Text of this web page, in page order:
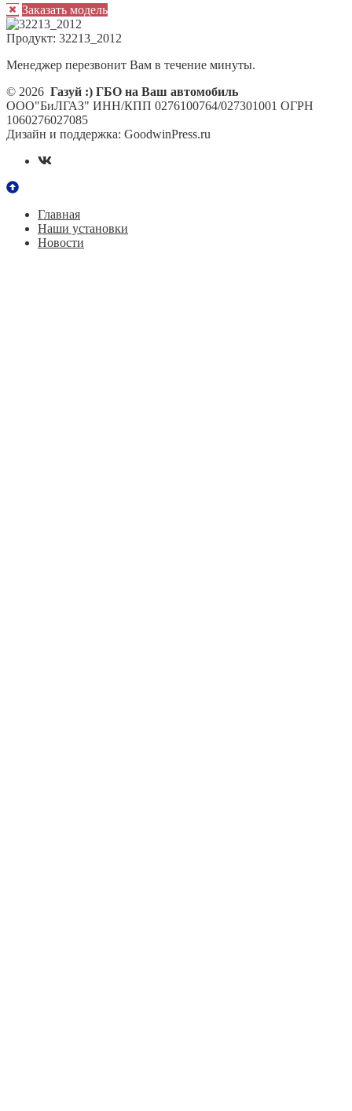
Заказать модель
Продукт: 32213_2012
Менеджер перезвонит Вам в течение минуты.
© 2026 Газуй :) ГБО на Ваш автомобиль
ООО"БиЛГАЗ" ИНН/КПП 0276100764/027301001 ОГРН
1060276027085
Дизайн и поддержка: GoodwinPress.ru
Главная
Наши установки
Новости